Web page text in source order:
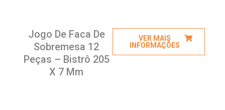
Jogo De Faca De
Sobremesa 12
Peças – Bistrô 205
X 7 Mm
VER MAIS
INFORMAÇÕES